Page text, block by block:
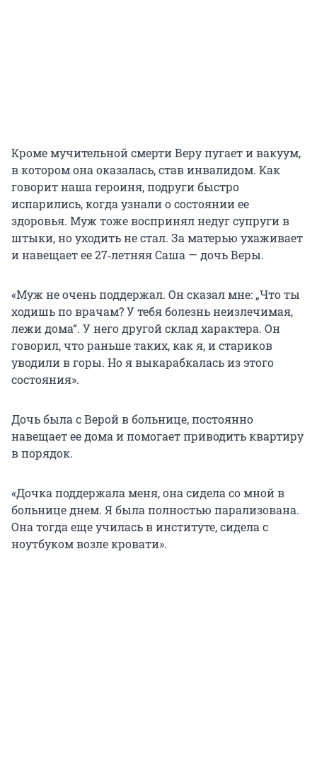
Кроме мучительной смерти Веру пугает и вакуум,
в котором она оказалась, став инвалидом. Как
говорит наша героиня, подруги быстро
испарились, когда узнали о состоянии ее
здоровья. Муж тоже воспринял недуг супруги в
штыки, но уходить не стал. За матерью ухаживает
и навещает ее 27‑летняя Саша — дочь Веры.
«Муж не очень поддержал. Он сказал мне: „Что ты
ходишь по врачам? У тебя болезнь неизлечимая,
лежи дома“. У него другой склад характера. Он
говорил, что раньше таких, как я, и стариков
уводили в горы. Но я выкарабкалась из этого
состояния».
Дочь была с Верой в больнице, постоянно
навещает ее дома и помогает приводить квартиру
в порядок.
«Дочка поддержала меня, она сидела со мной в
больнице днем. Я была полностью парализована.
Она тогда еще училась в институте, сидела с
ноутбуком возле кровати».